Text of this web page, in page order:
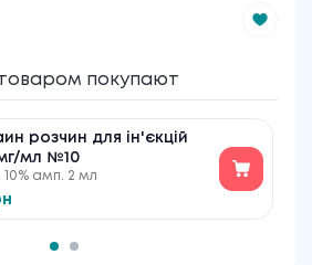
покупают
для ін'єкцій
мл №10
амп. 2 мл